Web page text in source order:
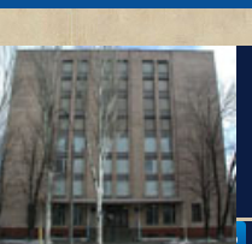
Раскрыть меню